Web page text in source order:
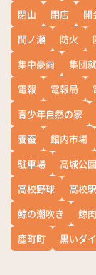
閉山
閉店 開
間ノ瀬
防火
集中豪雨
集団
電報
電報局
青少年自然の家
養蚕
館内市場
駐車場
高城公園
高校野球
高校
鯨の潮吹き
鯨肉
鹿町町
黒いダ